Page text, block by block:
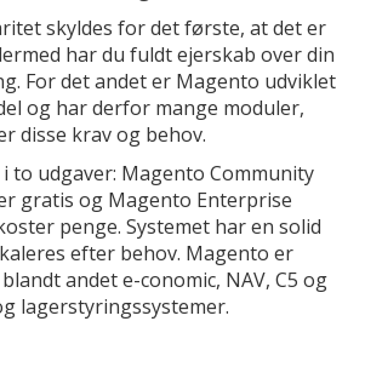
skyldes for det første, at det er
har du fuldt ejerskab over din
For det andet er Magento udviklet
og har derfor mange moduler,
disse krav og behov.
to udgaver: Magento Community
gratis og Magento Enterprise
penge. Systemet har en solid
efter behov. Magento er
andet e-conomic, NAV, C5 og
lagerstyringssystemer.